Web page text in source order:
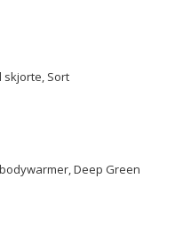
skjorte, Sort
Deep Green